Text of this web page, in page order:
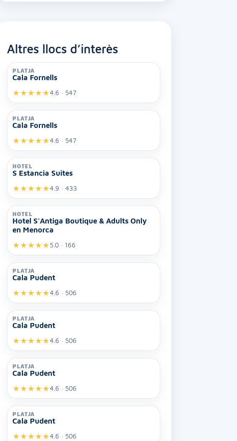
Altres llocs d’interès
PLATJA
Cala Fornells
★★★★★4.6 · 547
PLATJA
Cala Fornells
★★★★★4.6 · 547
HOTEL
S Estancia Suites
★★★★★4.9 · 433
HOTEL
Hotel S'Antiga Boutique & Adults Only
en Menorca
★★★★★5.0 · 166
PLATJA
Cala Pudent
★★★★★4.6 · 506
PLATJA
Cala Pudent
★★★★★4.6 · 506
PLATJA
Cala Pudent
★★★★★4.6 · 506
PLATJA
Cala Pudent
★★★★★4.6 · 506